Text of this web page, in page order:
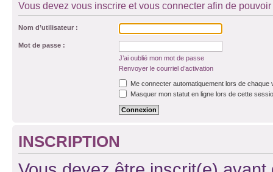
Vous devez vous inscrire et vous connecter afin de
Nom d’utilisateur :
Mot de passe :
J’ai oublié mon mot de passe
Renvoyer le courriel d’activation
Me connecter automatiquement lors de chaque
Masquer mon statut en ligne lors de cette
INSCRIPTION